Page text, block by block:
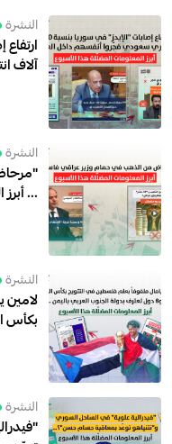
النشرة
آلاف
النشرة
...
النشرة
لامين
النشرة